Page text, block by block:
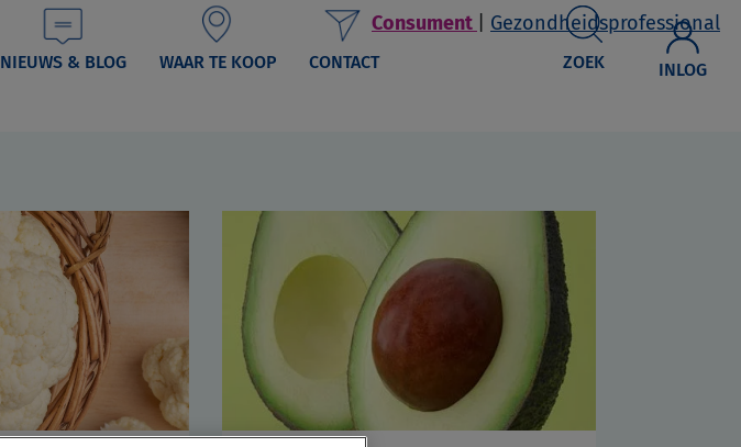
Consument Gezondheidsprofessional
NIEUWS & BLOG WAAR TE KOOP CONTACT ZOEK INLOG